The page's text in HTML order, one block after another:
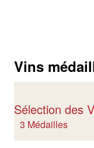
Vins
Sélection des
3 Médailles